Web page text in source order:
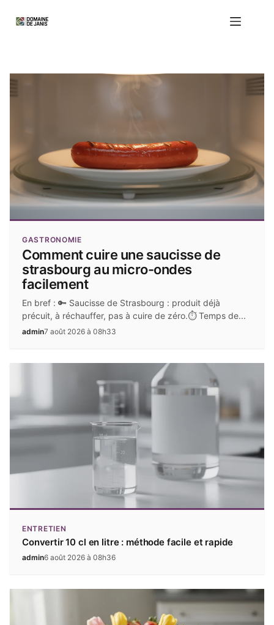
contenu
Domaine de Janis : Maison & Saveurs
GASTRONOMIE
Comment cuire une saucisse de
strasbourg au micro-ondes
facilement
En bref : 🔑 Saucisse de Strasbourg : produit déjà
précuit, à réchauffer, pas à cuire de zéro.⏱️ Temps de...
admin7 août 2026 à 08h33
ENTRETIEN
Convertir 10 cl en litre : méthode facile et rapide
admin6 août 2026 à 08h36